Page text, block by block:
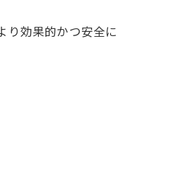
り効果的かつ安全に